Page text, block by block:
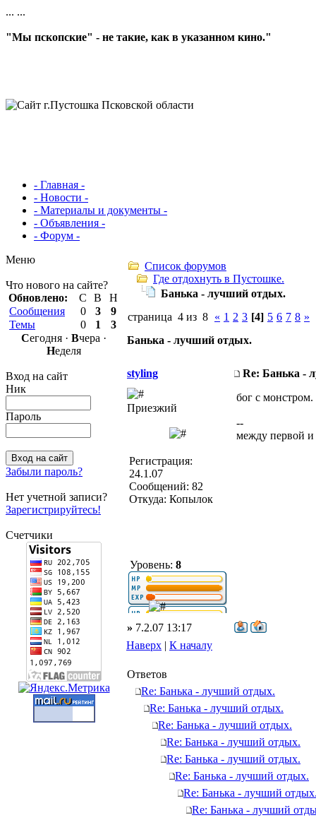
... ...
"Мы пскопские" - не такие, как в указанном кино."
- Главная -
- Новости -
- Материалы и документы -
- Объявления -
- Форум -
Меню
Что нового на сайте?
Обновлено:
С В
Н
Сообщения
0 3
9
Темы
0 1
3
Сегодня · Вчера ·
Неделя
Вход на сайт
Ник
Пароль
Забыли пароль?
Нет учетной записи?
Зарегистрируйтесь!
Счетчики
Список форумов
Где отдохнуть в Пустошке.
Банька - лучший отдых.
страница 4 из 8 « 1 2 3 [4] 5 6 7 8 »
Банька - лучший отдых.
styling Re: Банька -
Приезжий
Регистрация:
24.1.07
Сообщений: 82
Откуда: Копылок
Уровень: 8
бог с
--
между первой и
» 7.2.07 13:17
Наверх | К началу
Ответов
Re: Банька - лучший отдых.
Re: Банька - лучший отдых.
Re: Банька - лучший отдых.
Re: Банька - лучший отдых.
Re: Банька - лучший отдых.
Re: Банька - лучший отдых.
Re: Банька - лучший
Re: Банька - лучший